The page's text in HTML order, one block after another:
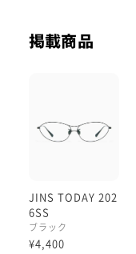
全面チタン素材のた
このフレームのこ
黒ゆえにシンプル
ありますが、
掲載商品
JINS TODAY 202
6SS
ブラック
¥4,400